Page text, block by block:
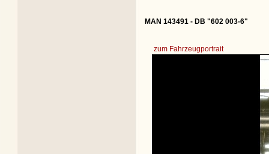
MAN 143491 - DB "602 003-6"
zum Fahrzeugportrait